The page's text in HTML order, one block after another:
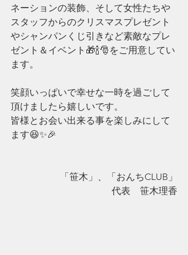
ネーションの装飾、そして女性たちや
スタッフからのクリスマスプレゼント
やシャンパンくじ引きなど素敵なプレ
ゼント＆イベント🎁🍾🎅をご用意してい
ます。
笑顔いっぱいで幸せな一時を過ごして
頂けましたら嬉しいです。
皆様とお会い出来る事を楽しみにして
ます😆✨🎉​​
「笹木」、「おんちCLUB」
代表　笹木理香